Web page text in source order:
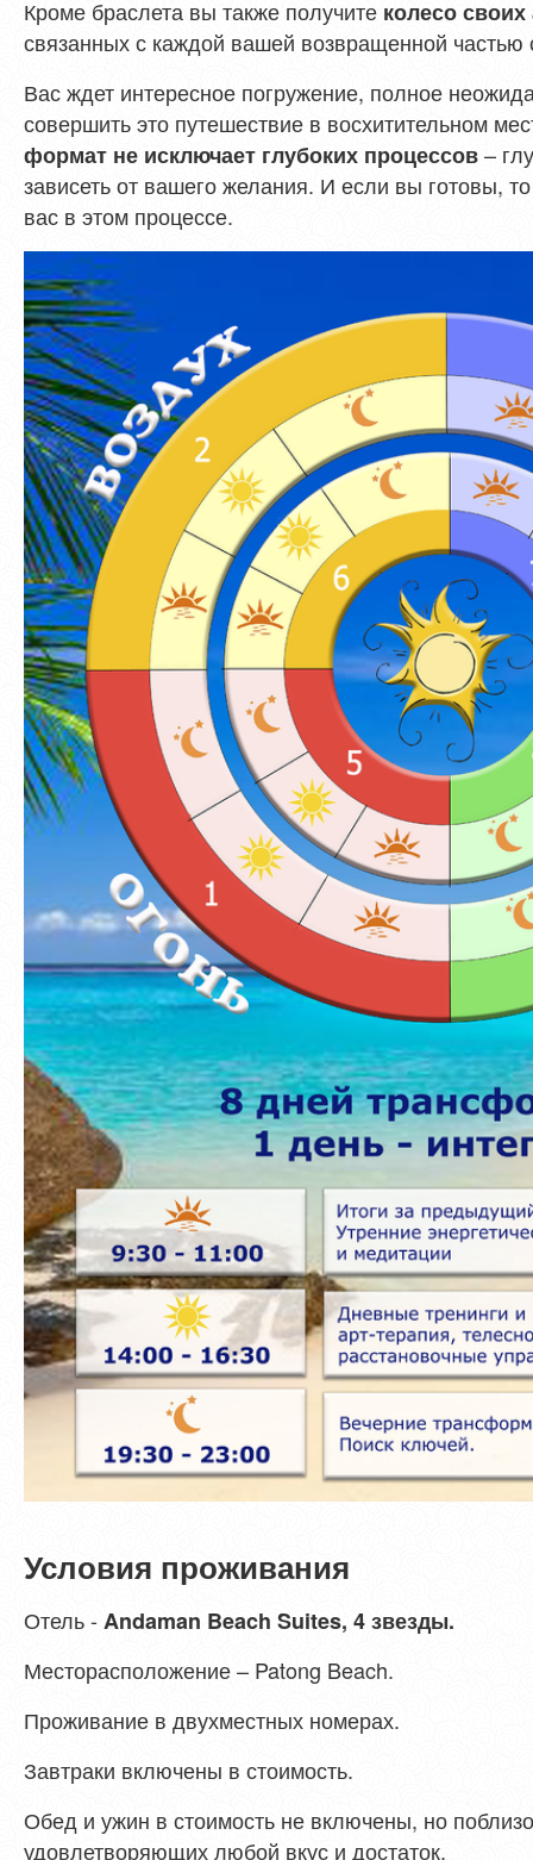
Кроме браслета вы также получите колесо
связанных с каждой вашей возвращенной частью
Вас ждет интересное погружение, полное
совершить это путешествие в восхитительном
формат не исключает глубоких процессов–
зависеть от вашего желания. И если вы готовы,
вас в этом процессе.
Условия проживания
Отель - Andaman Beach Suites, 4 звезды.
Месторасположение – Patong Beach.
Проживание в двухместных номерах.
Завтраки включены в стоимость.
Обед и ужин в стоимость не включены, но
удовлетворяющих любой вкус и достаток.